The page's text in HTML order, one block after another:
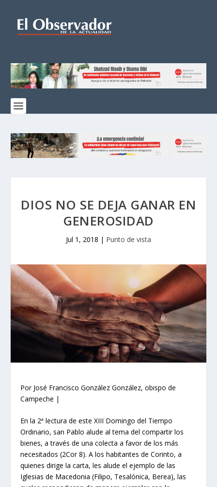
DIOS NO SE DEJA GANAR EN
GENEROSIDAD
Jul 1, 2018 | Punto de vista
Por José Francisco González González, obispo de
Campeche |
En la 2ª lectura de este XIII Domingo del Tiempo
Ordinario, san Pablo alude al tema del compartir los
bienes, a través de una colecta a favor de los más
necesitados (2Cor 8). A los habitantes de Corinto, a
quienes dirige la carta, les alude el ejemplo de las
Iglesias de Macedonia (Filipo, Tesalónica, Berea), las